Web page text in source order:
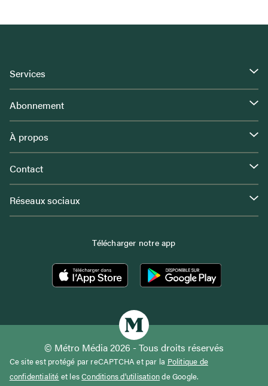
Services
Abonnement
À propos
Contact
Réseaux sociaux
Télécharger notre app
© Métro Média 2026 - Tous droits réservés
Ce site est protégé par reCAPTCHA et par la Politique de
confidentialité et lesConditions d'utilisationde Google.